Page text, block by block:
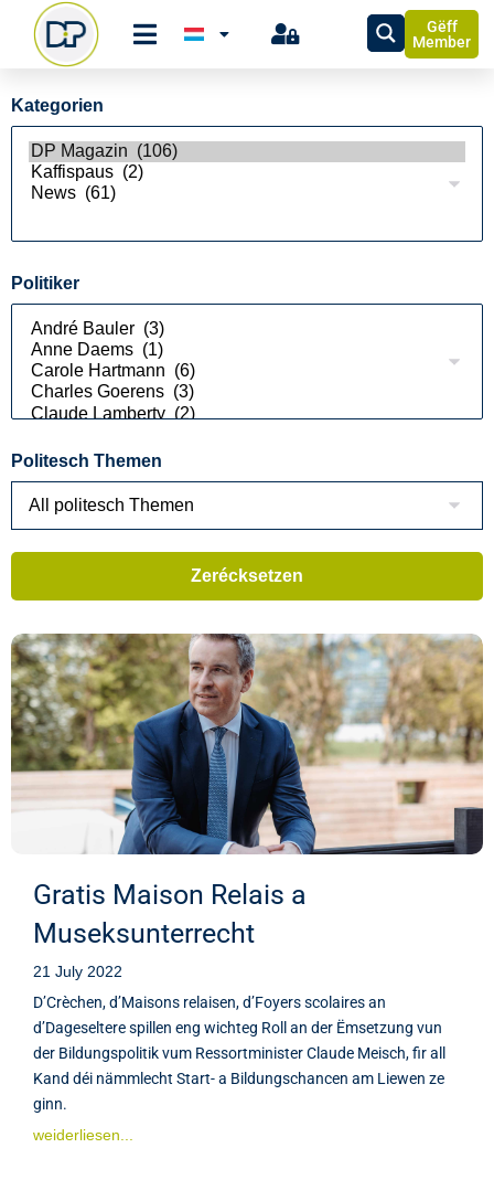
Gëff
Member
Kategorien
Politiker
Politesch Themen
Gratis Maison Relais a
Museksunterrecht
21 July 2022
D’Crèchen, d’Maisons relaisen, d’Foyers scolaires an
d’Dageseltere spillen eng wichteg Roll an der Ëmsetzung vun
der Bildungspolitik vum Ressortminister Claude Meisch, fir all
Kand déi nämmlecht Start- a Bildungschancen am Liewen ze
ginn.
weiderliesen...